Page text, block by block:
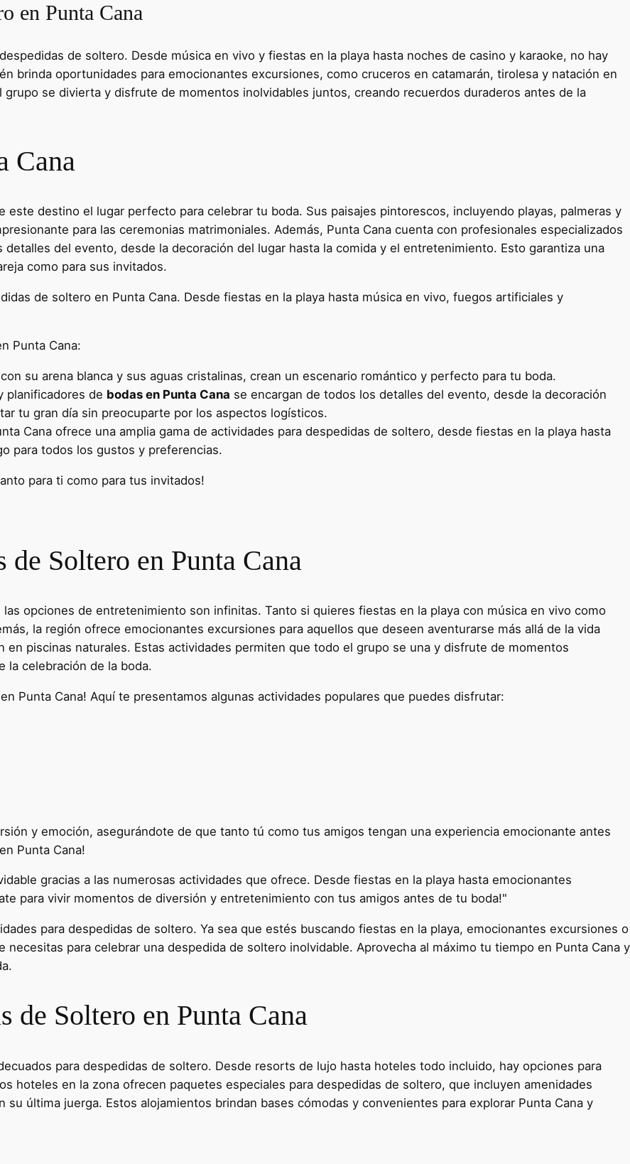
en Punta Cana
de soltero. Desde música en vivo y fiestas en la playa hasta noches de casino y karaoke, no hay
brinda oportunidades para emocionantes excursiones, como cruceros en catamarán, tirolesa y natación en
se divierta y disfrute de momentos inolvidables juntos, creando recuerdos duraderos antes de la
Cana
este destino el lugar perfecto para celebrar tu boda. Sus paisajes pintorescos, incluyendo playas, palmeras y
para las ceremonias matrimoniales. Además, Punta Cana cuenta con profesionales especializados
del evento, desde la decoración del lugar hasta la comida y el entretenimiento. Esto garantiza una
como para sus invitados.
de soltero en Punta Cana. Desde fiestas en la playa hasta música en vivo, fuegos artificiales y
Punta Cana:
su arena blanca y sus aguas cristalinas, crean un escenario romántico y perfecto para tu boda.
planificadores de bodas en Punta Cana se encargan de todos los detalles del evento, desde la decoración
tu gran día sin preocuparte por los aspectos logísticos.
Cana ofrece una amplia gama de actividades para despedidas de soltero, desde fiestas en la playa hasta
para todos los gustos y preferencias.
para ti como para tus invitados!
Soltero en Punta Cana
opciones de entretenimiento son infinitas. Tanto si quieres fiestas en la playa con música en vivo como
la región ofrece emocionantes excursiones para aquellos que deseen aventurarse más allá de la vida
piscinas naturales. Estas actividades permiten que todo el grupo se una y disfrute de momentos
la celebración de la boda.
Punta Cana! Aquí te presentamos algunas actividades populares que puedes disfrutar:
y emoción, asegurándote de que tanto tú como tus amigos tengan una experiencia emocionante antes
Punta Cana!
gracias a las numerosas actividades que ofrece. Desde fiestas en la playa hasta emocionantes
para vivir momentos de diversión y entretenimiento con tus amigos antes de tu boda!"
para despedidas de soltero. Ya sea que estés buscando fiestas en la playa, emocionantes excursiones o
para celebrar una despedida de soltero inolvidable. Aprovecha al máximo tu tiempo en Punta Cana y
de Soltero en Punta Cana
para despedidas de soltero. Desde resorts de lujo hasta hoteles todo incluido, hay opciones para
hoteles en la zona ofrecen paquetes especiales para despedidas de soltero, que incluyen amenidades
última juerga. Estos alojamientos brindan bases cómodas y convenientes para explorar Punta Cana y